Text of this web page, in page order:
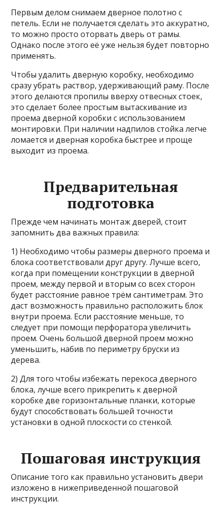
Первым делом снимаем дверное полотно с
петель. Если не получается сделать это аккуратно,
то можно просто оторвать дверь от рамы.
Однако после этого её уже нельзя будет повторно
применять.
Чтобы удалить дверную коробку, необходимо
сразу убрать раствор, удерживающий раму. После
этого делаются пропилы вверху отвесных стоек,
это сделает более простым вытаскивание из
проема дверной коробки с использованием
монтировки. При наличии надпилов стойка легче
ломается и дверная коробка быстрее и проще
выходит из проема.
Предварительная
подготовка
Прежде чем начинать монтаж дверей, стоит
запомнить два важных правила:
1) Необходимо чтобы размеры дверного проема и
блока соответствовали друг другу. Лучше всего,
когда при помещении конструкции в дверной
проем, между первой и вторым со всех сторон
будет расстояние равное трём сантиметрам. Это
даст возможность правильно расположить блок
внутри проема. Если расстояние меньше, то
следует при помощи перфоратора увеличить
проем. Очень большой дверной проем можно
уменьшить, набив по периметру бруски из
дерева.
2) Для того чтобы избежать перекоса дверного
блока, лучше всего прикрепить к дверной
коробке две горизонтальные планки, которые
будут способствовать большей точности
установки в одной плоскости со стенкой.
Пошаговая инструкция
Описание того как правильно установить двери
изложено в нижеприведенной пошаговой
инструкции.